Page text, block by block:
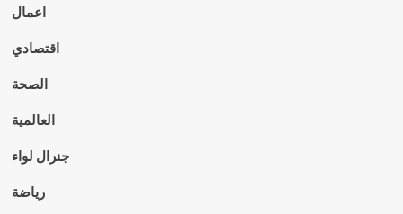
اعمال
اقتصادي
الصحة
العالمية
جنرال لواء
رياضة